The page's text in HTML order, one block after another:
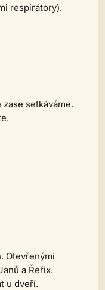
respirátory).
setkáváme.
Otevřenými
a Řeřix.
u dveří.